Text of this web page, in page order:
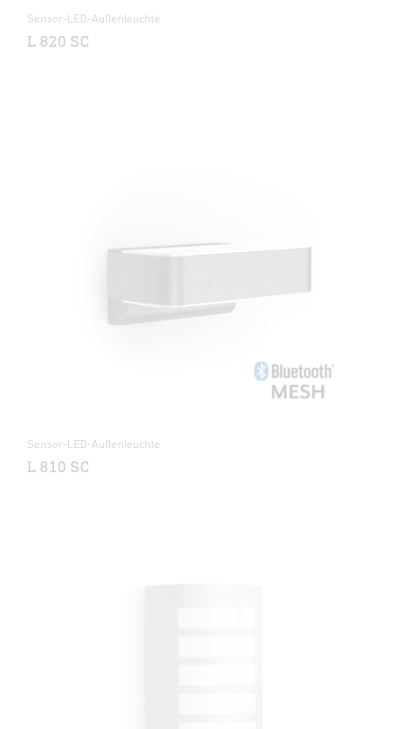
Sensor-LED-Außenleuchte
L 820 SC
Sensor-LED-Außenleuchte
L 810 SC